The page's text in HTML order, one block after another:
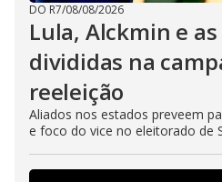
DO R7/08/08/2026
Lula, Alckmin e
divididas na
reeleição
Aliados nos estados preveem
e foco do vice no eleitorado de